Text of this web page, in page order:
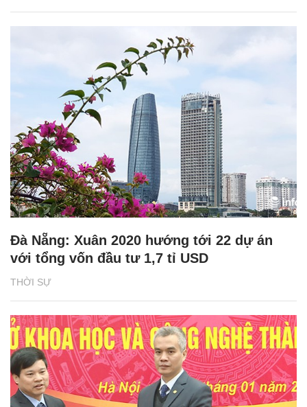
THỜI SỰ
Đà Nẵng: Xuân 2020 hướng tới 22 dự án
với tổng vốn đầu tư 1,7 tỉ USD